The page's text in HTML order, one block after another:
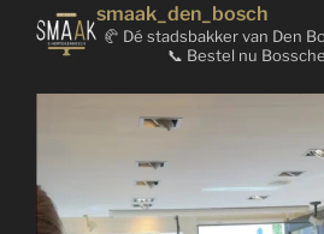
smaak_den_bosch
🥐 Dé stadsbakker van Den
📞 Bestel nu